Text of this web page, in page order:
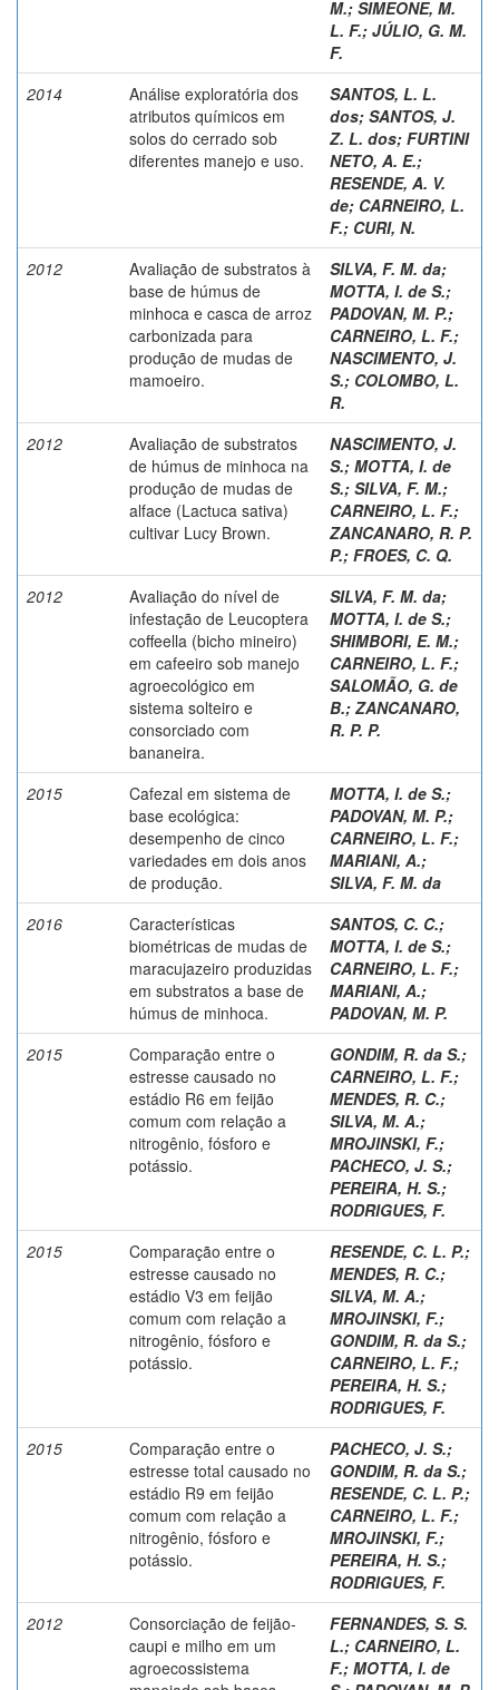
M.; SIMEONE, M.
L. F.; JÚLIO, G. M.
F.
2014
Análise exploratória dos
atributos químicos em
solos do cerrado sob
diferentes manejo e uso.
SANTOS, L. L.
dos; SANTOS, J.
Z. L. dos; FURTINI
NETO, A. E.;
RESENDE, A. V.
de; CARNEIRO, L.
F.; CURI, N.
2012
Avaliação de substratos à
base de húmus de
minhoca e casca de arroz
carbonizada para
produção de mudas de
mamoeiro.
SILVA, F. M. da;
MOTTA, I. de S.;
PADOVAN, M. P.;
CARNEIRO, L. F.;
NASCIMENTO, J.
S.; COLOMBO, L.
R.
2012
Avaliação de substratos
de húmus de minhoca na
produção de mudas de
alface (Lactuca sativa)
cultivar Lucy Brown.
NASCIMENTO, J.
S.; MOTTA, I. de
S.; SILVA, F. M.;
CARNEIRO, L. F.;
ZANCANARO, R. P.
P.; FROES, C. Q.
2012
Avaliação do nível de
infestação de Leucoptera
coffeella (bicho mineiro)
em cafeeiro sob manejo
agroecológico em
sistema solteiro e
consorciado com
bananeira.
SILVA, F. M. da;
MOTTA, I. de S.;
SHIMBORI, E. M.;
CARNEIRO, L. F.;
SALOMÃO, G. de
B.; ZANCANARO,
R. P. P.
2015
Cafezal em sistema de
base ecológica:
desempenho de cinco
variedades em dois anos
de produção.
MOTTA, I. de S.;
PADOVAN, M. P.;
CARNEIRO, L. F.;
MARIANI, A.;
SILVA, F. M. da
2016
Características
biométricas de mudas de
maracujazeiro produzidas
em substratos a base de
húmus de minhoca.
SANTOS, C. C.;
MOTTA, I. de S.;
CARNEIRO, L. F.;
MARIANI, A.;
PADOVAN, M. P.
2015
Comparação entre o
estresse causado no
estádio R6 em feijão
comum com relação a
nitrogênio, fósforo e
potássio.
GONDIM, R. da S.;
CARNEIRO, L. F.;
MENDES, R. C.;
SILVA, M. A.;
MROJINSKI, F.;
PACHECO, J. S.;
PEREIRA, H. S.;
RODRIGUES, F.
2015
Comparação entre o
estresse causado no
estádio V3 em feijão
comum com relação a
nitrogênio, fósforo e
potássio.
RESENDE, C. L. P.;
MENDES, R. C.;
SILVA, M. A.;
MROJINSKI, F.;
GONDIM, R. da S.;
CARNEIRO, L. F.;
PEREIRA, H. S.;
RODRIGUES, F.
2015
Comparação entre o
estresse total causado no
estádio R9 em feijão
comum com relação a
nitrogênio, fósforo e
potássio.
PACHECO, J. S.;
GONDIM, R. da S.;
RESENDE, C. L. P.;
CARNEIRO, L. F.;
MROJINSKI, F.;
PEREIRA, H. S.;
RODRIGUES, F.
2012
Consorciação de feijão-
caupi e milho em um
agroecossistema
FERNANDES, S. S.
L.; CARNEIRO, L.
F.; MOTTA, I. de